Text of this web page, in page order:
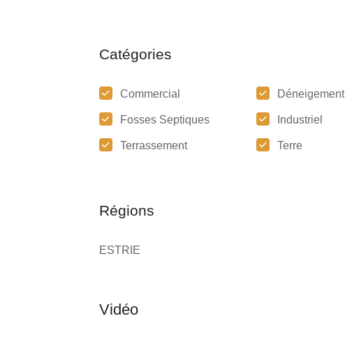
Catégories
Commercial Déneigement
Fosses Septiques Industriel
Terrassement Terre
Régions
ESTRIE